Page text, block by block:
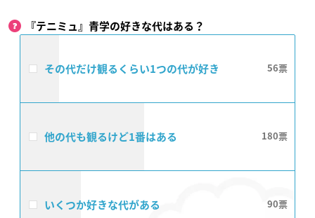
『テニミュ』青学の好きな代はある？
その代だけ観るくらい1つの代が好き 56
他の代も観るけど1番はある 180
いくつか好きな代がある 90